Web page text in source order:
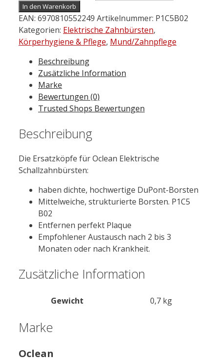
In den Warenkorb
EAN: 6970810552249 Artikelnummer: P1C5B02
Kategorien: Elektrische Zahnbürsten,
Körperhygiene & Pflege, Mund/Zahnpflege
Beschreibung
Zusätzliche Information
Marke
Bewertungen (0)
Trusted Shops Bewertungen
Beschreibung
Die Ersatzköpfe für Oclean Elektrische
Schallzahnbürsten:
haben dichte, hochwertige DuPont-Borsten
Mittelweiche, strukturierte Borsten. P1C5
B02
Entfernen perfekt Plaque
Empfohlener Austausch nach 2 bis 3
Monaten oder nach Krankheit.
Zusätzliche Information
Gewicht 0,7 kg
Marke
Oclean